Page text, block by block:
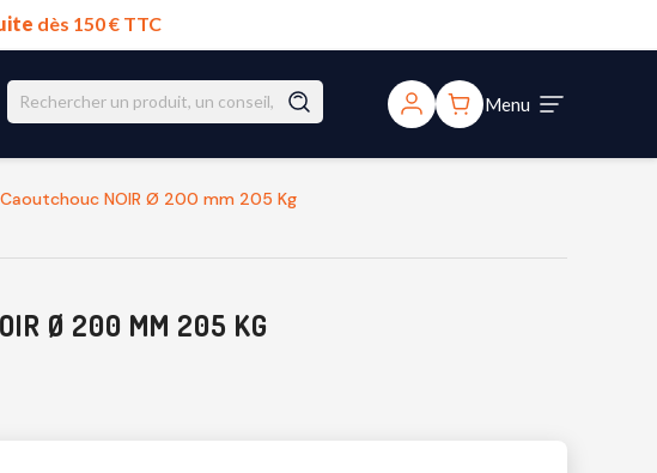
dès 150 € TTC
Menu
NOIR Ø 200 mm 205 Kg
Ø 200 MM 205 KG